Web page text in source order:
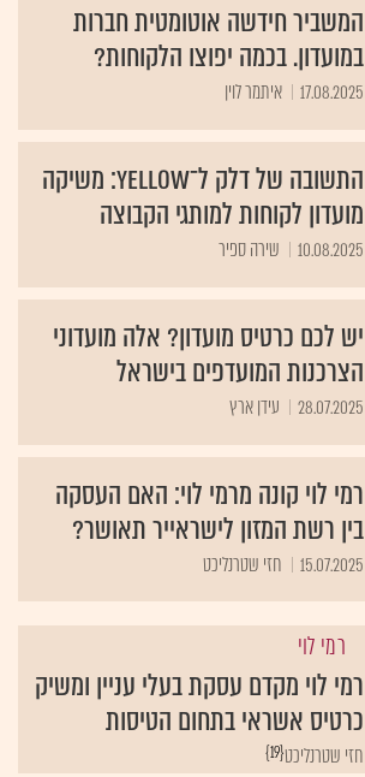
המשביר חידשה אוטומטית חברות
במועדון. בכמה יפוצו הלקוחות?
17.08.2025 איתמר לוין
התשובה של דלק ל־yellow: משיקה
מועדון לקוחות למותגי הקבוצה
10.08.2025 שירה ספיר
יש לכם כרטיס מועדון? אלה מועדוני
הצרכנות המועדפים בישראל
28.07.2025 עידן ארץ
רמי לוי קונה מרמי לוי: האם העסקה
בין רשת המזון לישראייר תאושר?
15.07.2025 חזי שטרנליכט
רמי לוי
רמי לוי מקדם עסקת בעלי עניין ומשיק
כרטיס אשראי בתחום הטיסות
{19}חזי שטרנליכט